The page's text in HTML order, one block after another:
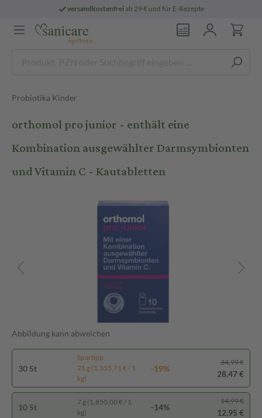
versandkostenfreiab 29 € und für E-Rezepte
Probiotika Kinder
orthomol pro junior - enthält eine
Kombination ausgewählter Darmsymbionten
und Vitamin C - Kautabletten
Abbildung kann abweichen
30 St
Spartipp
21 g (1.355,71 € / 1
kg)
-19%
34,99 €
28,47 €
10 St
7 g (1.850,00 € / 1
kg)
-14%
14,99 €
12,95 €